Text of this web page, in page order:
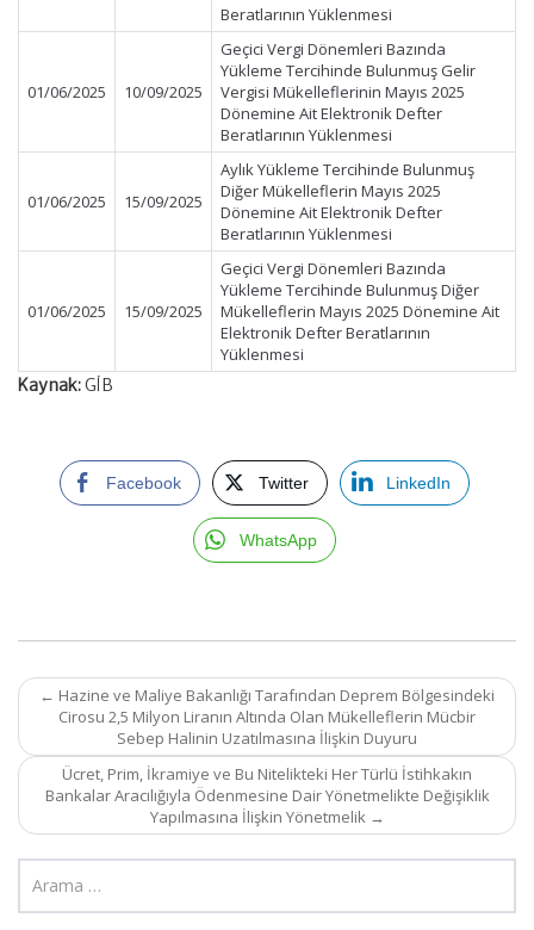
Beratlarının Yüklenmesi
01/06/2025 10/09/2025
Geçici Vergi Dönemleri Bazında
Yükleme Tercihinde Bulunmuş Gelir
Vergisi Mükelleflerinin Mayıs 2025
Dönemine Ait Elektronik Defter
Beratlarının Yüklenmesi
01/06/2025 15/09/2025
Aylık Yükleme Tercihinde Bulunmuş
Diğer Mükelleflerin Mayıs 2025
Dönemine Ait Elektronik Defter
Beratlarının Yüklenmesi
01/06/2025 15/09/2025
Geçici Vergi Dönemleri Bazında
Yükleme Tercihinde Bulunmuş Diğer
Mükelleflerin Mayıs 2025 Dönemine Ait
Elektronik Defter Beratlarının
Yüklenmesi
Kaynak:GİB
Facebook Twitter LinkedIn
WhatsApp
Post
navigation
← Hazine ve Maliye Bakanlığı Tarafından Deprem Bölgesindeki
Cirosu 2,5 Milyon Liranın Altında Olan Mükelleflerin Mücbir
Sebep Halinin Uzatılmasına İlişkin Duyuru
Ücret, Prim, İkramiye ve Bu Nitelikteki Her Türlü İstihkakın
Bankalar Aracılığıyla Ödenmesine Dair Yönetmelikte Değişiklik
Yapılmasına İlişkin Yönetmelik →